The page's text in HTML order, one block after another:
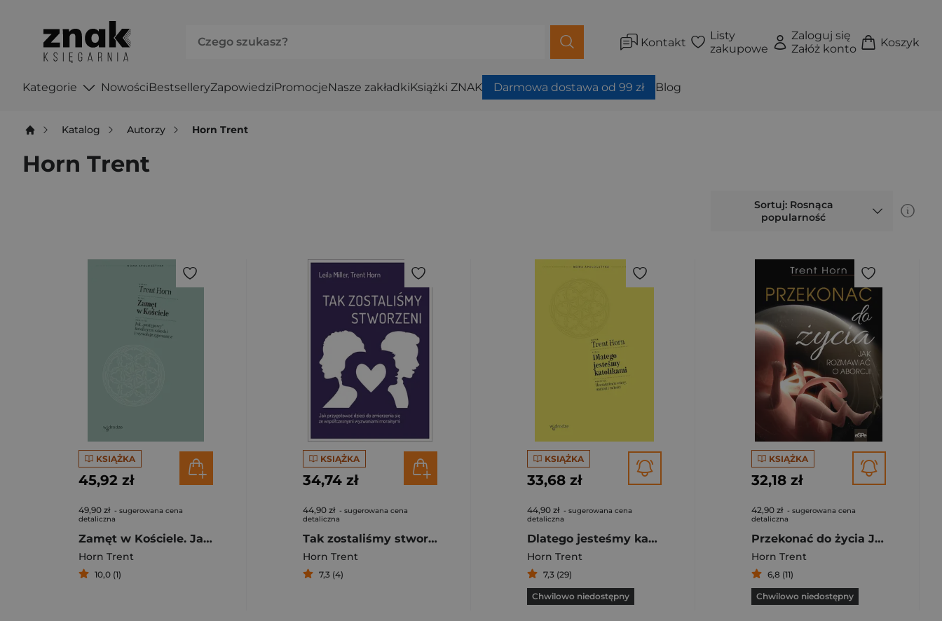
Kontakt
Listy
zakupowe
Zaloguj się
Załóż konto
Koszyk
Kategorie NowościBestselleryZapowiedziPromocjeNasze zakładkiKsiążki ZNAK Darmowa dostawa od 99 zł Blog
Katalog Autorzy Horn Trent
Horn Trent
Sortuj: Rosnąca
popularność
KSIĄŻKA
45,92 zł
49,90 zł - sugerowana cena
detaliczna
Zamęt w Kościele. Jak „postępowy” katolicyzm szkodzi i wywołuje zgorszenie
Horn Trent
10,0 (1)
KSIĄŻKA
34,74 zł
44,90 zł - sugerowana cena
detaliczna
Tak zostaliśmy stworzeni. Jak przygotować dzieci do zmierzenia się ze współczesnymi wyzwaniami moralnymi
Horn Trent
7,3 (4)
KSIĄŻKA
33,68 zł
44,90 zł - sugerowana cena
detaliczna
Dlatego jesteśmy katolikami. Uzasadnienie wiary, nadziei i miłości
Horn Trent
7,3 (29)
Chwilowo niedostępny
KSIĄŻKA
32,18 zł
42,90 zł - sugerowana cena
detaliczna
Przekonać do życia Jak rozmawiać o aborcji
Horn Trent
6,8 (11)
Chwilowo niedostępny